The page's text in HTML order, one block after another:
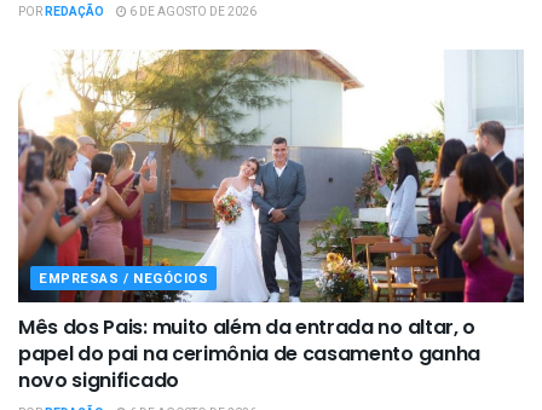
PORREDAÇÃO 6 DE AGOSTO DE 2026
EMPRESAS / NEGÓCIOS
Mês dos Pais: muito além da entrada no altar, o
papel do pai na cerimônia de casamento ganha
novo significado